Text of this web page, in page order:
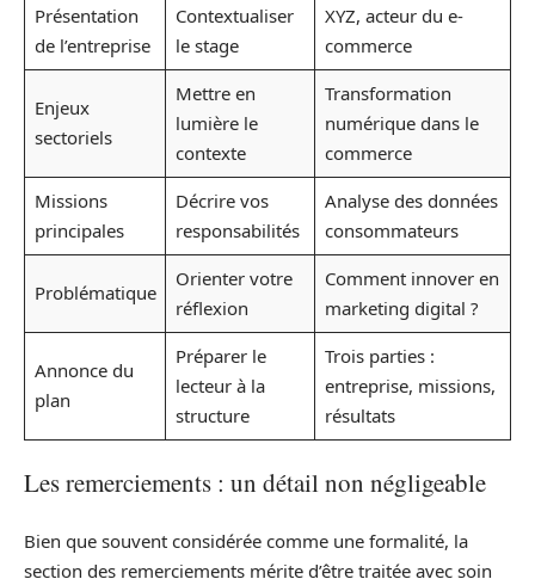
Présentation
de l’entreprise
Contextualiser
le stage
XYZ, acteur du e-
commerce
Enjeux
sectoriels
Mettre en
lumière le
contexte
Transformation
numérique dans le
commerce
Missions
principales
Décrire vos
responsabilités
Analyse des données
consommateurs
Problématique
Orienter votre
réflexion
Comment innover en
marketing digital ?
Annonce du
plan
Préparer le
lecteur à la
structure
Trois parties :
entreprise, missions,
résultats
Les remerciements : un détail non négligeable
Bien que souvent considérée comme une formalité, la
section des remerciements mérite d’être traitée avec soin